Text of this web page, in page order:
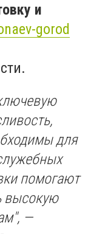
и
gorod
для
помогают
высокую
—